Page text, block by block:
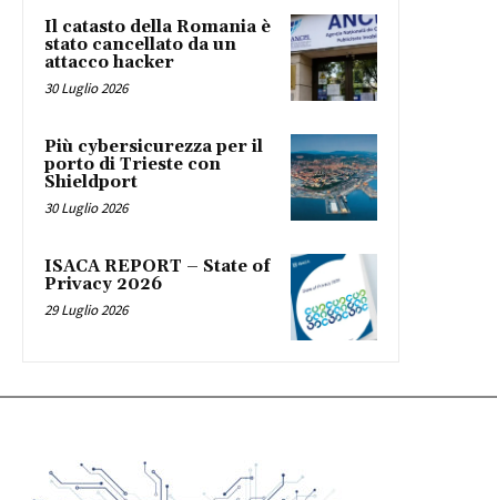
Il catasto della Romania è
stato cancellato da un
attacco hacker
30 Luglio 2026
Più cybersicurezza per il
porto di Trieste con
Shieldport
30 Luglio 2026
ISACA REPORT – State of
Privacy 2026
29 Luglio 2026